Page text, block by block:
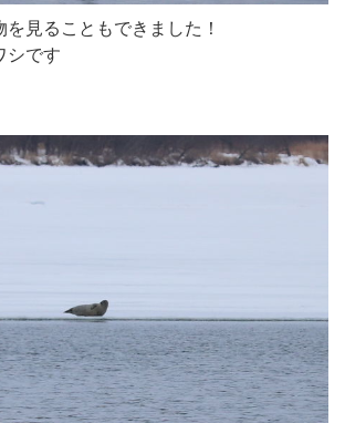
見ることもできました！
シです